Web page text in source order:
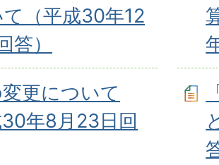
（平成30年12
答）
更について
30年8月23日回